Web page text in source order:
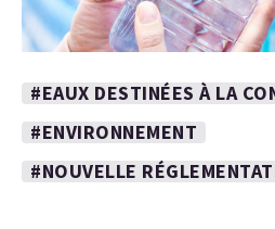
#EAUX DESTINÉES À LA
#ENVIRONNEMENT
#NOUVELLE